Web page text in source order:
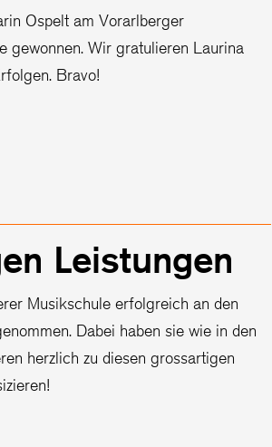
Ospelt am Vorarlberger
gewonnen. Wir gratulieren Laurina
Bravo!
Leistungen
Musikschule erfolgreich an den
Dabei haben sie wie in den
herzlich zu diesen grossartigen